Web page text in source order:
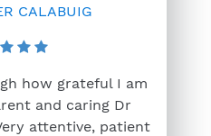
CALABUIG
how grateful I am
and caring Dr
attentive, patient